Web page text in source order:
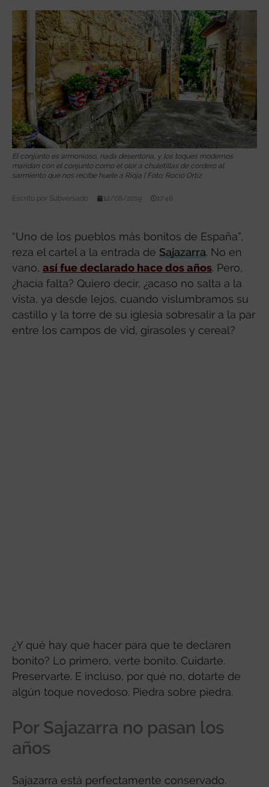
El conjunto es armonioso, nada desentona, y los toques modernos
maridan con el conjunto como el olor a chuletillas de cordero al
sarmiento que nos recibe huele a Rioja | Foto: Rocío Ortiz
Escrito por Subversado 12/08/2019 17:46
“Uno de los pueblos más bonitos de España”,
reza el cartel a la entrada de Sajazarra. No en
vano, así fue declarado hace dos años. Pero,
¿hacía falta? Quiero decir, ¿acaso no salta a la
vista, ya desde lejos, cuando vislumbramos su
castillo y la torre de su iglesia sobresalir a la par
entre los campos de vid, girasoles y cereal?
¿Y qué hay que hacer para que te declaren
bonito? Lo primero, verte bonito. Cuidarte.
Preservarte. E incluso, por qué no, dotarte de
algún toque novedoso. Piedra sobre piedra.
Por Sajazarra no pasan los
años
Sajazarra está perfectamente conservado.